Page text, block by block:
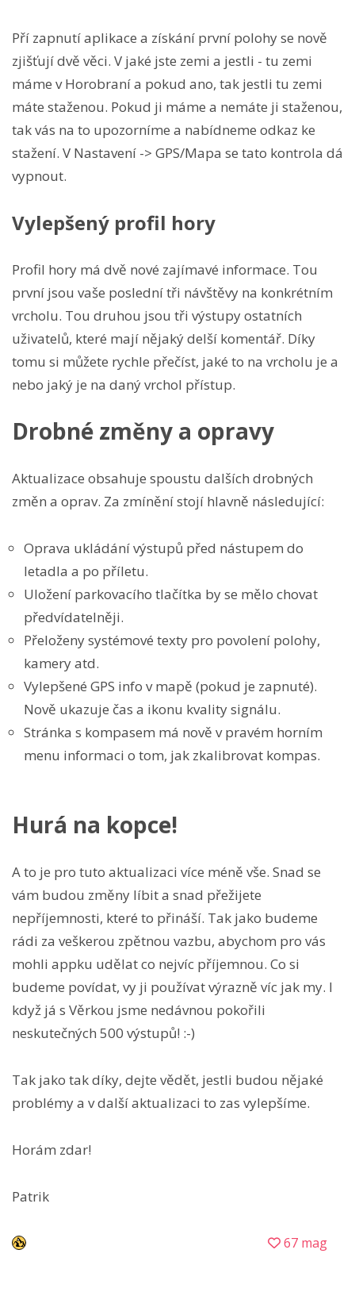
Pří zapnutí aplikace a získání první polohy se nově
zjišťují dvě věci. V jaké jste zemi a jestli - tu zemi
máme v Horobraní a pokud ano, tak jestli tu zemi
máte staženou. Pokud ji máme a nemáte ji staženou,
tak vás na to upozorníme a nabídneme odkaz ke
stažení. V Nastavení -> GPS/Mapa se tato kontrola dá
vypnout.
Vylepšený profil hory
Profil hory má dvě nové zajímavé informace. Tou
první jsou vaše poslední tři návštěvy na konkrétním
vrcholu. Tou druhou jsou tři výstupy ostatních
uživatelů, které mají nějaký delší komentář. Díky
tomu si můžete rychle přečíst, jaké to na vrcholu je a
nebo jaký je na daný vrchol přístup.
Drobné změny a opravy
Aktualizace obsahuje spoustu dalších drobných
změn a oprav. Za zmínění stojí hlavně následující:
Oprava ukládání výstupů před nástupem do
letadla a po příletu.
Uložení parkovacího tlačítka by se mělo chovat
předvídatelněji.
Přeloženy systémové texty pro povolení polohy,
kamery atd.
Vylepšené GPS info v mapě (pokud je zapnuté).
Nově ukazuje čas a ikonu kvality signálu.
Stránka s kompasem má nově v pravém horním
menu informaci o tom, jak zkalibrovat kompas.
Hurá na kopce!
A to je pro tuto aktualizaci více méně vše. Snad se
vám budou změny líbit a snad přežijete
nepříjemnosti, které to přináší. Tak jako budeme
rádi za veškerou zpětnou vazbu, abychom pro vás
mohli appku udělat co nejvíc příjemnou. Co si
budeme povídat, vy ji používat výrazně víc jak my. I
když já s Věrkou jsme nedávnou pokořili
neskutečných 500 výstupů! :-)
Tak jako tak díky, dejte vědět, jestli budou nějaké
problémy a v další aktualizaci to zas vylepšíme.
Horám zdar!
Patrik
67 mag